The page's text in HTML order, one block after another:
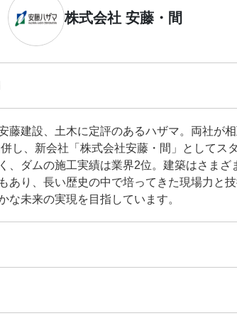
株式会社 安藤・間
藤建設、土木に定評のあるハザマ。両社が
し、新会社「株式会社安藤・間」としてス
、ダムの施工実績は業界2位。建築はさま
あり、長い歴史の中で培ってきた現場力と
な未来の実現を目指しています。